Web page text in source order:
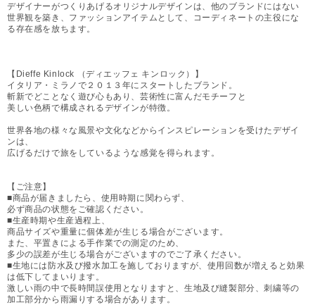
デザイナーがつくりあげるオリジナルデザインは、他のブランドにはない
世界観を築き、ファッションアイテムとして、コーディネートの主役にな
る存在感を放ちます。
【Dieffe Kinlock （ディエッフェ キンロック）】
イタリア・ミラノで２０１３年にスタートしたブランド。
斬新でどことなく遊び心もあり、芸術性に富んだモチーフと
美しい色柄で構成されるデザインが特徴。
世界各地の様々な風景や文化などからインスピレーションを受けたデザイ
ンは、
広げるだけで旅をしているような感覚を得られます。
【ご注意】
■商品が届きましたら、使用時期に関わらず、
必ず商品の状態をご確認ください。
■生産時期や生産過程上、
商品サイズや重量に個体差が生じる場合がございます。
また、平置きによる手作業での測定のため、
多少の誤差が生じる場合がございますのでご了承ください。
■生地には防水及び撥水加工を施しておりますが、使用回数が増えると効果
は低下してまいります。
激しい雨の中で長時間誤使用となりますと、生地及び縫製部分、刺繍等の
加工部分から雨漏りする場合があります。